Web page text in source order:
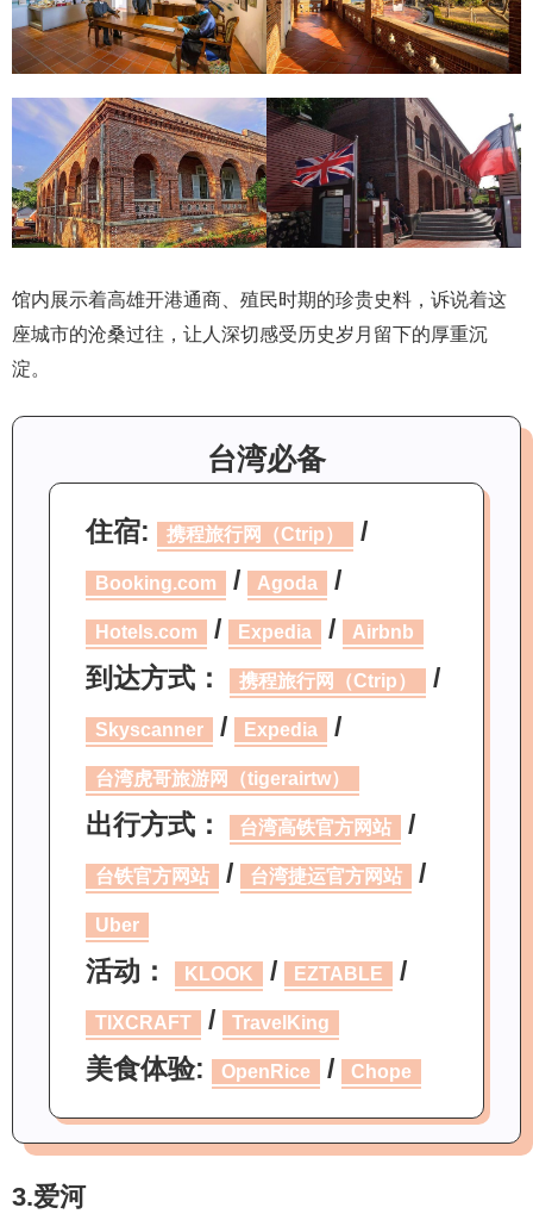
馆内展示着高雄开港通商、殖民时期的珍贵史料，诉说着这
座城市的沧桑过往，让人深切感受历史岁月留下的厚重沉
淀。
台湾必备
住宿: 携程旅行网（Ctrip） /
Booking.com / Agoda /
Hotels.com / Expedia / Airbnb
到达方式： 携程旅行网（Ctrip） /
Skyscanner / Expedia /
台湾虎哥旅游网（tigerairtw）
出行方式： 台湾高铁官方网站 /
台铁官方网站 / 台湾捷运官方网站 /
Uber
活动： KLOOK / EZTABLE /
TIXCRAFT / TravelKing
美食体验: OpenRice / Chope
3.爱河